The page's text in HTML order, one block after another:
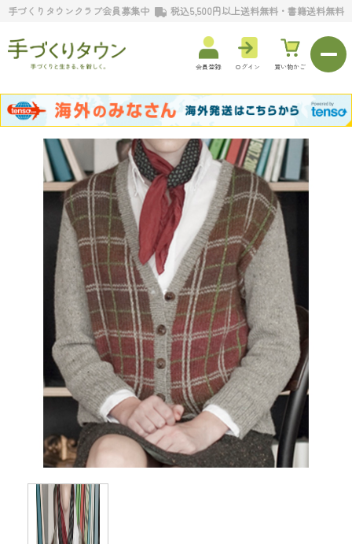
手づくりタウンクラブ会員募集中 税込5,500円以上送料無料・書籍送料無料
会員登録 ログイン 買い物かご